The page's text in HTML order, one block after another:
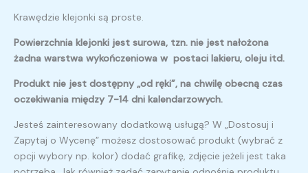
Krawędzie klejonki są proste.
Powierzchnia klejonki jest surowa, tzn. nie jest nałożona
żadna warstwa wykończeniowa w postaci lakieru, oleju itd.
Produkt nie jest dostępny „od ręki”, na chwilę obecną czas
oczekiwania między 7-14 dni kalendarzowych.
Jesteś zainteresowany dodatkową usługą? W „Dostosuj i
Zapytaj o Wycenę” możesz dostosować produkt (wybrać z
opcji wybory np. kolor) dodać grafikę, zdjęcie jeżeli jest taka